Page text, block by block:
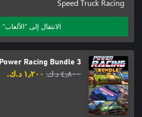
Speed Truck Racing
الانتقال إلى "الألعاب"
Power Racing Bundle 3
٤٫٨٠٠ د.ك.‏ ١٫٢٠٠ د.ك.‏